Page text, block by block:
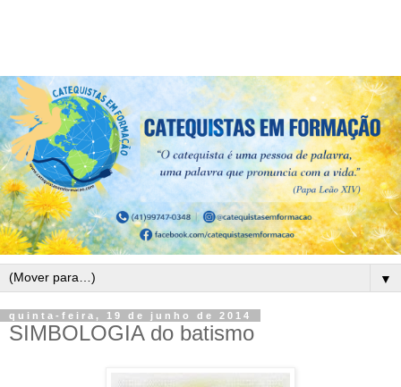
▼
quinta-feira, 19 de junho de 2014
SIMBOLOGIA do batismo